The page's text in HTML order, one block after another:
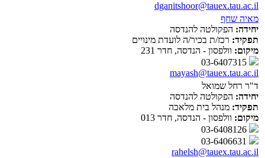
dganitshoor@tauex.tau.ac.il
מאיה שחף
יחידה: הפקולטה להנדסה
תפקיד: רכז/ת בכיר/ה לועדת מינויים
מיקום: וולפסון - הנדסה, חדר 231
mayash@tauex.tau.ac.il
ד"ר רחל שמואל
יחידה: הפקולטה להנדסה
תפקיד: מנהל בית מלאכה
מיקום: וולפסון - הנדסה, חדר 013
rahelsh@tauex.tau.ac.il